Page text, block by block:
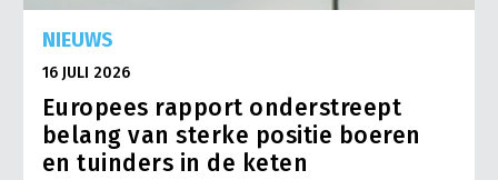
NIEUWS
16 JULI 2026
Europees rapport onderstreept
belang van sterke positie boeren
en tuinders in de keten